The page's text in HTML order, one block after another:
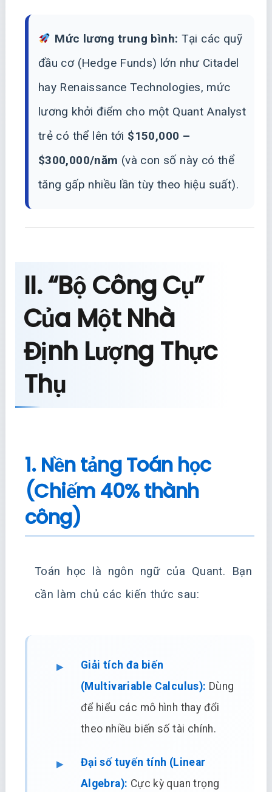
Mức lương trung bình: Tại các quỹ
đầu cơ (Hedge Funds) lớn như Citadel
hay Renaissance Technologies, mức
lương khởi điểm cho một Quant Analyst
trẻ có thể lên tới $150,000 –
$300,000/năm (và con số này có thể
tăng gấp nhiều lần tùy theo hiệu suất).
II. “Bộ Công Cụ”
Của Một Nhà
Định Lượng Thực
Thụ
1. Nền tảng Toán học
(Chiếm 40% thành
công)
Toán học là ngôn ngữ của Quant. Bạn
cần làm chủ các kiến thức sau:
Giải tích đa biến
(Multivariable Calculus): Dùng
để hiểu các mô hình thay đổi
theo nhiều biến số tài chính.
Đại số tuyến tính (Linear
Algebra): Cực kỳ quan trọng